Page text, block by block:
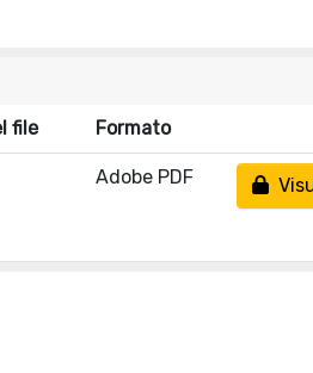
file Formato
Adobe PDF